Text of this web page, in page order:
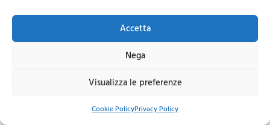
Accetta
Nega
Visualizza le preferenze
Cookie PolicyPrivacy Policy